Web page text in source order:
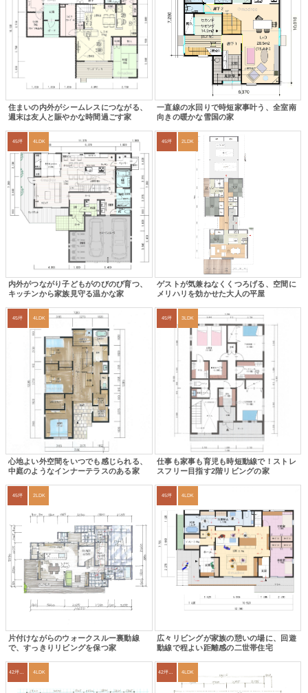
住まいの内外がシームレスにつながる、
週末は友人と賑やかな時間過ごす家
一直線の水回りで時短家事叶う、全室南
向きの暖かな雪国の家
45坪 4LDK
内外がつながり子どもがのびのび育つ、
キッチンから家族見守る温かな家
45坪 2LDK
ゲストが気兼ねなくくつろげる、空間に
メリハリを効かせた大人の平屋
45坪 4LDK
心地よい外空間をいつでも感じられる、
中庭のようなインナーテラスのある家
45坪 3LDK
仕事も家事も育児も時短動線で！ストレ
スフリー目指す2階リビングの家
45坪 2LDK
片付けながらのウォークスルー裏動線
で、すっきりリビングを保つ家
45坪 4LDK
広々リビングが家族の憩いの場に、回遊
動線で程よい距離感の二世帯住宅
4LDK 42坪～45坪 4LDK